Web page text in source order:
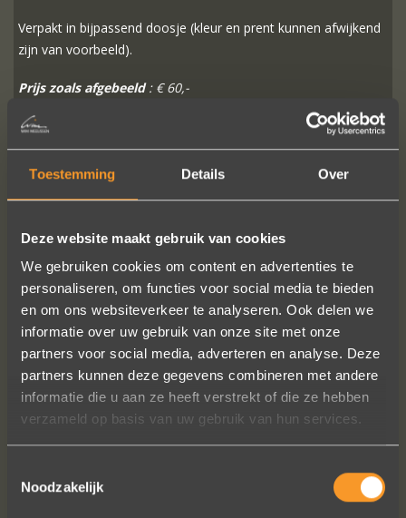
Toestemming Details Over
Deze website maakt gebruik van cookies
We gebruiken cookies om content en advertenties te
personaliseren, om functies voor social media te bieden
en om ons websiteverkeer te analyseren. Ook delen we
informatie over uw gebruik van onze site met onze
partners voor social media, adverteren en analyse. Deze
partners kunnen deze gegevens combineren met andere
informatie die u aan ze heeft verstrekt of die ze hebben
verzameld op basis van uw gebruik van hun services.
Noodzakelijk
Verpakt in bijpassend doosje (kleur en prent kunnen afwijkend
zijn van voorbeeld).
Prijs zoals afgebeeld: € 60,-
VOLG ONS OP SOCIALE MEDIA
Ik dank het hele team hartelijk voor dit